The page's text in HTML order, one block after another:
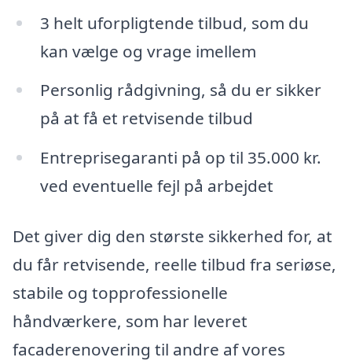
3 helt uforpligtende tilbud, som du
kan vælge og vrage imellem
Personlig rådgivning, så du er sikker
på at få et retvisende tilbud
Entreprisegaranti på op til 35.000 kr.
ved eventuelle fejl på arbejdet
Det giver dig den største sikkerhed for, at
du får retvisende, reelle tilbud fra seriøse,
stabile og topprofessionelle
håndværkere, som har leveret
facaderenovering til andre af vores